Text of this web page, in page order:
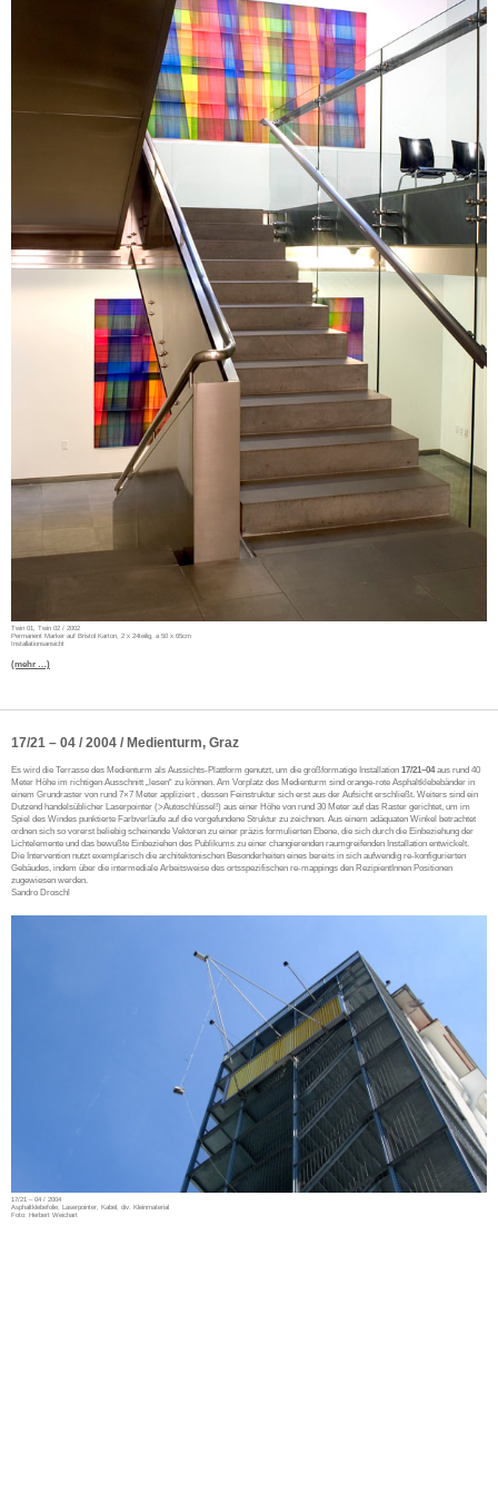
Twin 01, Twin 02 / 2002
Permanent Marker auf Bristol Karton, 2 x 24teilig, a 50 x 65cm
Installationsansicht
(mehr …)
17/21 – 04 / 2004 / Medienturm, Graz
Es wird die Terrasse des Medienturm als Aussichts-Plattform genutzt, um die großformatige Installation 17/21–04aus rund 40
Meter Höhe im richtigen Ausschnitt „lesen“ zu können. Am Vorplatz des Medienturm sind orange-rote Asphaltklebebänder in
einem Grundraster von rund 7×7 Meter appliziert , dessen Feinstruktur sich erst aus der Aufsicht erschließt. Weiters sind ein
Dutzend handelsüblicher Laserpointer (>Autoschlüssel!) aus einer Höhe von rund 30 Meter auf das Raster gerichtet, um im
Spiel des Windes punktierte Farbverläufe auf die vorgefundene Struktur zu zeichnen. Aus einem adäquaten Winkel betrachtet
ordnen sich so vorerst beliebig scheinende Vektoren zu einer präzis formulierten Ebene, die sich durch die Einbeziehung der
Lichtelemente und das bewußte Einbeziehen des Publikums zu einer changierenden raumgreifenden Installation entwickelt.
Die Intervention nutzt exemplarisch die architektonischen Besonderheiten eines bereits in sich aufwendig re-konfigurierten
Gebäudes, indem über die intermediale Arbeitsweise des ortsspezifischen re-mappings den RezipientInnen Positionen
zugewiesen werden.
Sandro Droschl
17/21 – 04 / 2004
Asphaltklebefolie, Laserpointer, Kabel, div. Kleinmaterial
Foto: Herbert Weichart